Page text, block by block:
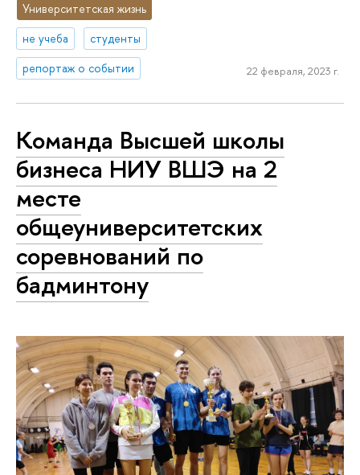
Университетская жизнь
не учеба
студенты
репортаж о событии
22 февраля, 2023 г.
Команда Высшей школы
бизнеса НИУ ВШЭ на 2
месте
общеуниверситетских
соревнований по
бадминтону